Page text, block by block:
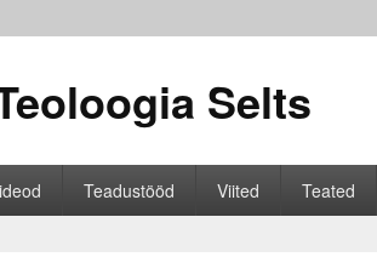
Selts
Teadustööd Viited Teated